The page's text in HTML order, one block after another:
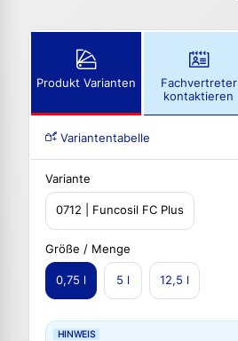
Produkt Varianten
Fachvertreter
kontaktieren
Variantentabelle
Variante
0712 | Funcosil FC Plus
Größe / Menge
0,75 l 5 l 12,5 l
HINWEIS